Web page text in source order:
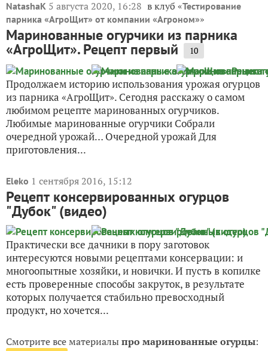
NatashaK 5 августа 2020, 16:28 в клуб «Тестирование
парника «АгроЩит» от компании «Агроном»»
Маринованные огурчики из парника
«АгроЩит». Рецепт первый 10
Продолжаем историю использования урожая огурцов
из парника «АгроЩит». Сегодня расскажу о самом
любимом рецепте маринованных огурчиков.
Любимые маринованные огурчики Собрали
очередной урожай… Очередной урожай Для
приготовления...
Eleko 1 сентября 2016, 15:12
Рецепт консервированных огурцов
"Дубок" (видео)
Практически все дачники в пору заготовок
интересуются новыми рецептами консервации: и
многоопытные хозяйки, и новички. И пусть в копилке
есть проверенные способы закруток, в результате
которых получается стабильно превосходный
продукт, но хочется...
Смотрите все материалыпро маринованные огурцы: